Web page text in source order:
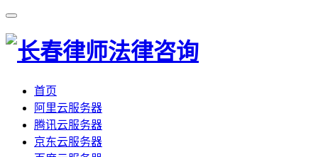
首页
阿里云服务器
腾讯云服务器
京东云服务器